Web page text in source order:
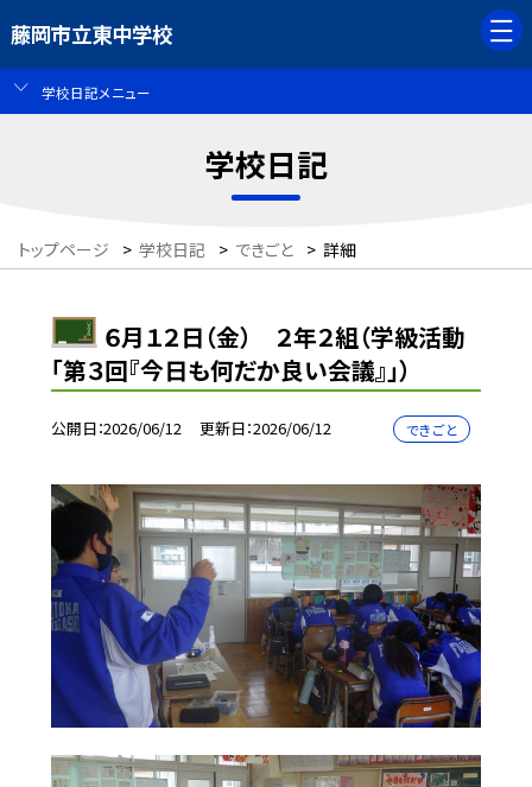
藤岡市立東中学校
学校日記メニュー
学校日記
トップページ > 学校日記 > できごと > 詳細
６月１２日（金） ２年２組（学級活動
「第３回『今日も何だか良い会議』」）
公開日 2026/06/12 更新日 2026/06/12 できごと